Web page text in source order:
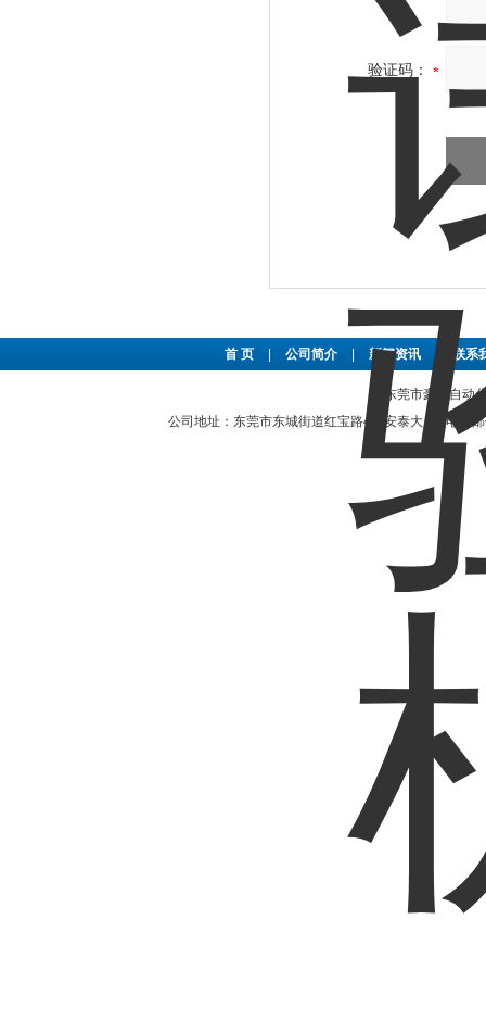
验证码：
首 页 公司简介 新闻资讯 | 联系
东莞市豪恩自动
公司地址：东莞市东城街道红宝路4号安泰大厦 电子